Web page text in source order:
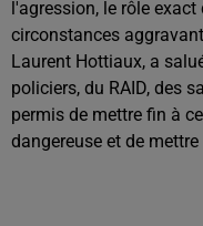
l'agression, le rôle
circonstances
Laurent Hottiaux, a
policiers, du RAID, des
permis de mettre fin à
dangereuse et de